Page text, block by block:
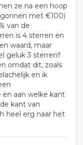
ze na een hoop
met €100)
van de
is 4 sterren en
waard, maar
geluk 3 sterren!!
omdat dit, zoals
en ik
en aan welke kant
kant van
heel erg naar het